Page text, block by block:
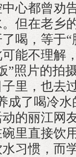
心都曾劝
但在老乡
喝，等于
能不理解
”照片的拍
里，也去
成了喝冷
的丽江网
里直接饮
习惯，而